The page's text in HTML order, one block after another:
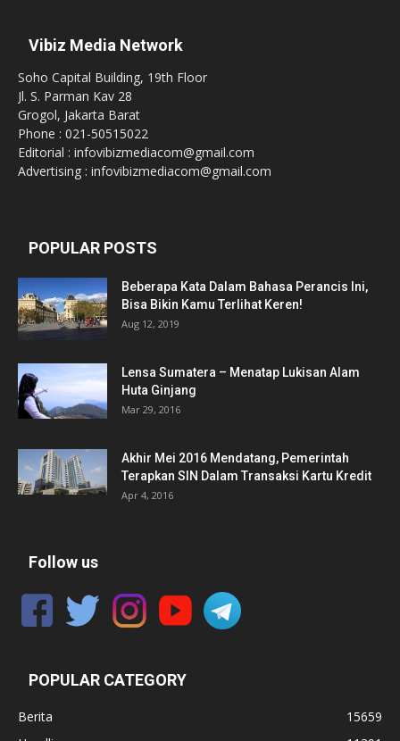
Vibiz Media Network
Soho Capital Building, 19th Floor
Jl. S. Parman Kav 28
Grogol, Jakarta Barat
Phone : 021-50515022
Editorial : infovibizmediacom@gmail.com
Advertising : infovibizmediacom@gmail.com
POPULAR POSTS
Beberapa Kata Dalam Bahasa Perancis Ini,
Bisa Bikin Kamu Terlihat Keren!
Aug 12, 2019
Lensa Sumatera – Menatap Lukisan Alam
Huta Ginjang
Mar 29, 2016
Akhir Mei 2016 Mendatang, Pemerintah
Terapkan SIN Dalam Transaksi Kartu Kredit
Apr 4, 2016
Follow us
POPULAR CATEGORY
Berita
15659